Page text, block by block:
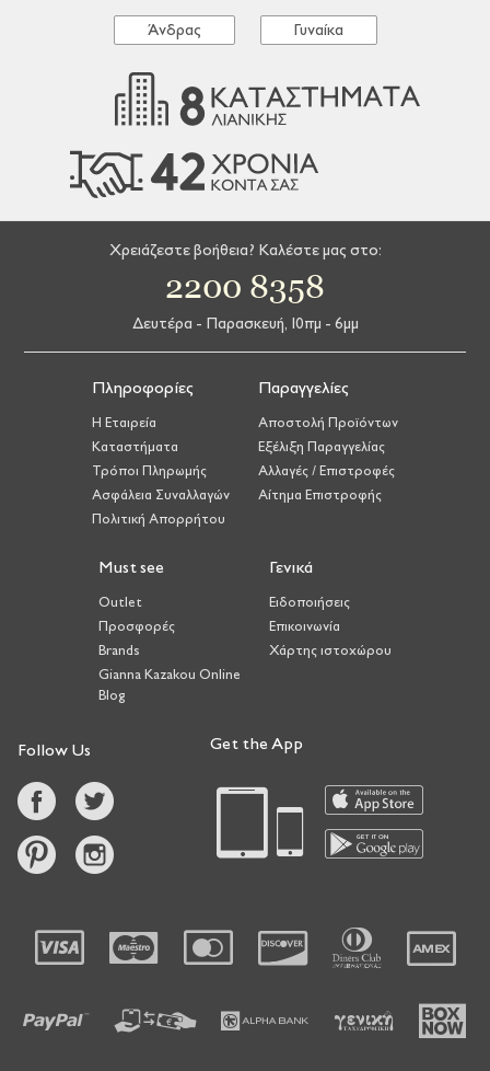
Άνδρας Γυναίκα
Χρειάζεστε βοήθεια? Καλέστε μας στο:
2200 8358
Δευτέρα - Παρασκευή, 10πμ - 6μμ
Πληροφορίες
Η Εταιρεία
Καταστήματα
Τρόποι Πληρωμής
Ασφάλεια Συναλλαγών
Πολιτική Απορρήτου
Παραγγελίες
Αποστολή Προϊόντων
Εξέλιξη Παραγγελίας
Αλλαγές / Επιστροφές
Αίτημα Επιστροφής
Must see
Outlet
Προσφορές
Brands
Gianna Kazakou Online
Blog
Γενικά
Ειδοποιήσεις
Επικοινωνία
Χάρτης ιστοχώρου
Follow Us Get the App